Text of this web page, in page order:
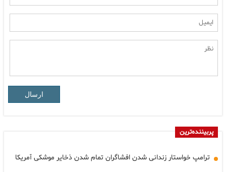
ارسال
پربیننده‌ترین
ترامپ خواستار زندانی شدن افشاگران تمام شدن ذخایر موشکی آمریکا